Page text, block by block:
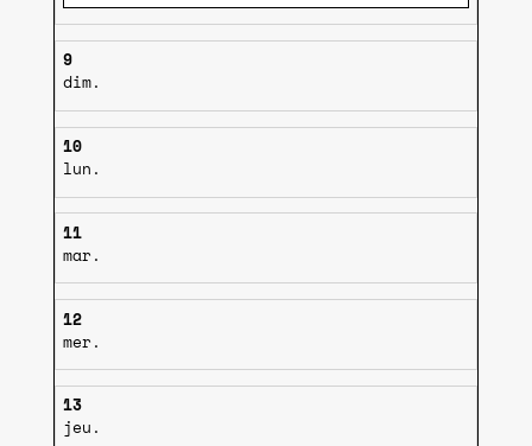
9
dim.
10
lun.
11
mar.
12
mer.
13
jeu.